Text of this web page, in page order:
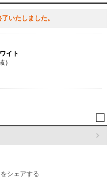
いたしました。
イト
）
シェアする